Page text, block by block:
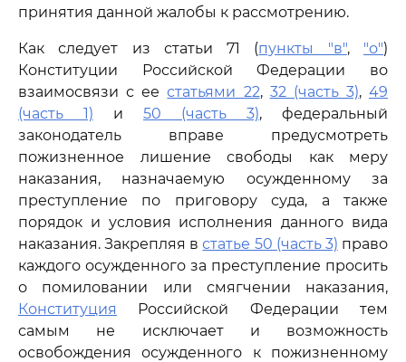
принятия данной жалобы к рассмотрению.
Как следует из статьи 71 (пункты "в", "о")
Конституции Российской Федерации во
взаимосвязи с еестатьями 22, 32 (часть 3), 49
(часть 1) и 50 (часть 3), федеральный
законодатель вправе предусмотреть
пожизненное лишение свободы как меру
наказания, назначаемую осужденному за
преступление по приговору суда, а также
порядок и условия исполнения данного вида
наказания. Закрепляя встатье 50 (часть 3) право
каждого осужденного за преступление просить
о помиловании или смягчении наказания,
Конституция
Российской Федерации тем
самым не исключает и возможность
освобождения осужденного к пожизненному